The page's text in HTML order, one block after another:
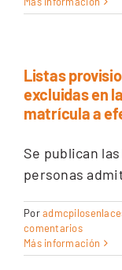
Listas
excluidas en
matrícula a
Se publican
personas
Por
comentarios
Más información